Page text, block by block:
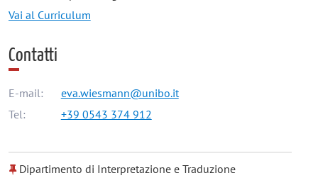
Vai al Curriculum
Contatti
E-mail:
eva.wiesmann@unibo.it
Tel:
+39 0543 374 912
Dipartimento di Interpretazione e Traduzione